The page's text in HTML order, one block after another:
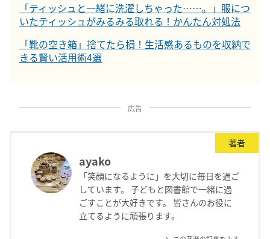
「ティッシュと一緒に洗濯しちゃった……。」服につ
いたティッシュがみるみる取れる！かんたん対処法
「靴の空き箱」捨てたら損！生活感あるものを収納で
きる賢い活用術4選
広告
著者
ayako
「笑顔になるように」を大切に毎日を過ご
しています。 子どもと図書館で一緒に過
ごすことが大好きです。 皆さんのお役に
立てるように頑張ります。